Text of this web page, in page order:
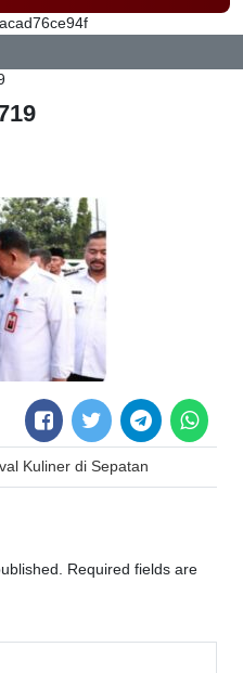
Kuliner di Sepatan
Required fields are